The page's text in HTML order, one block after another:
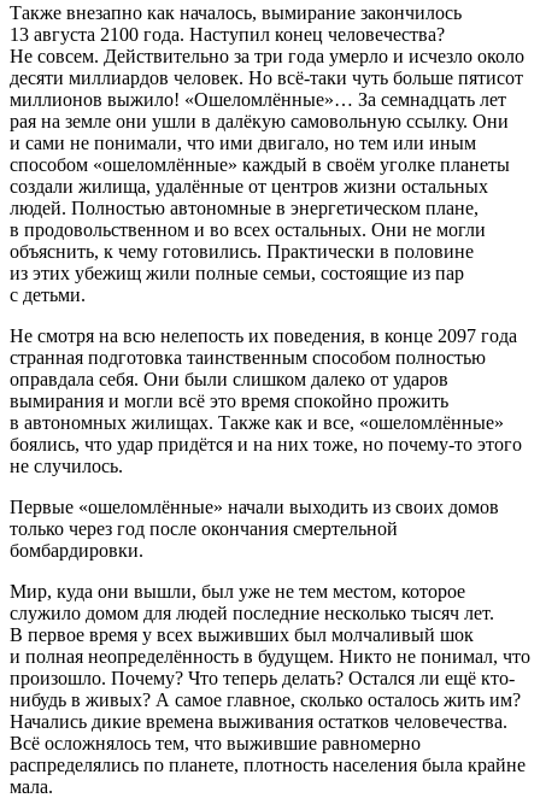
Также внезапно как началось, вымирание закончилось
13 августа 2100 года. Наступил конец человечества?
Не совсем. Действительно за три года умерло и исчезло около
десяти миллиардов человек. Но всё-таки чуть больше пятисот
миллионов выжило! «Ошеломлённые»… За семнадцать лет
рая на земле они ушли в далёкую самовольную ссылку. Они
и сами не понимали, что ими двигало, но тем или иным
способом «ошеломлённые» каждый в своём уголке планеты
создали жилища, удалённые от центров жизни остальных
людей. Полностью автономные в энергетическом плане,
в продовольственном и во всех остальных. Они не могли
объяснить, к чему готовились. Практически в половине
из этих убежищ жили полные семьи, состоящие из пар
с детьми.
Не смотря на всю нелепость их поведения, в конце 2097 года
странная подготовка таинственным способом полностью
оправдала себя. Они были слишком далеко от ударов
вымирания и могли всё это время спокойно прожить
в автономных жилищах. Также как и все, «ошеломлённые»
боялись, что удар придётся и на них тоже, но почему-то этого
не случилось.
Первые «ошеломлённые» начали выходить из своих домов
только через год после окончания смертельной
бомбардировки.
Мир, куда они вышли, был уже не тем местом, которое
служило домом для людей последние несколько тысяч лет.
В первое время у всех выживших был молчаливый шок
и полная неопределённость в будущем. Никто не понимал, что
произошло. Почему? Что теперь делать? Остался ли ещё кто-
нибудь в живых? А самое главное, сколько осталось жить им?
Начались дикие времена выживания остатков человечества.
Всё осложнялось тем, что выжившие равномерно
распределялись по планете, плотность населения была крайне
мала.